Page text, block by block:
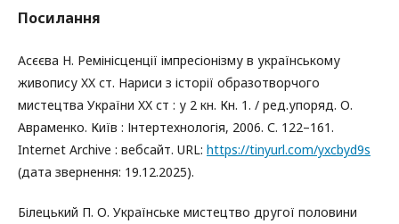
Посилання
Асєєва Н. Ремінісценції імпресіонізму в українському
живопису XX ст. Нариси з історії образотворчого
мистецтва України XX ст : у 2 кн. Кн. 1. / ред.упоряд. О.
Авраменко. Київ : Інтертехнологія, 2006. С. 122–161.
Internet Archive : вебсайт. URL: https://tinyurl.com/yxcbyd9s
(дата звернення: 19.12.2025).
Білецький П. О. Українське мистецтво другої половини